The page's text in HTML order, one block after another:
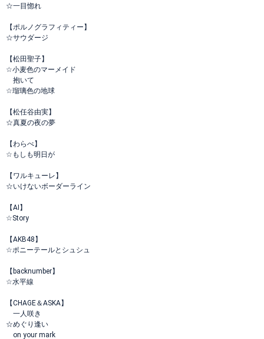
☆一目惚れ
【ポルノグラフィティー】
☆サウダージ
【松田聖子】
☆小麦色のマーメイド
抱いて
☆瑠璃色の地球
【松任谷由実】
☆真夏の夜の夢
【わらべ】
☆もしも明日が
【ワルキューレ】
☆いけないボーダーライン
【AI】
☆Story
【AKB48】
☆ポニーテールとシュシュ
【backnumber】
☆水平線
【CHAGE＆ASKA】
一人咲き
☆めぐり逢い
on your mark